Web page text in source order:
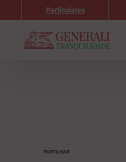
Particulares
PARTILHAR